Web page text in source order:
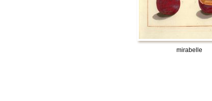
mirabelle